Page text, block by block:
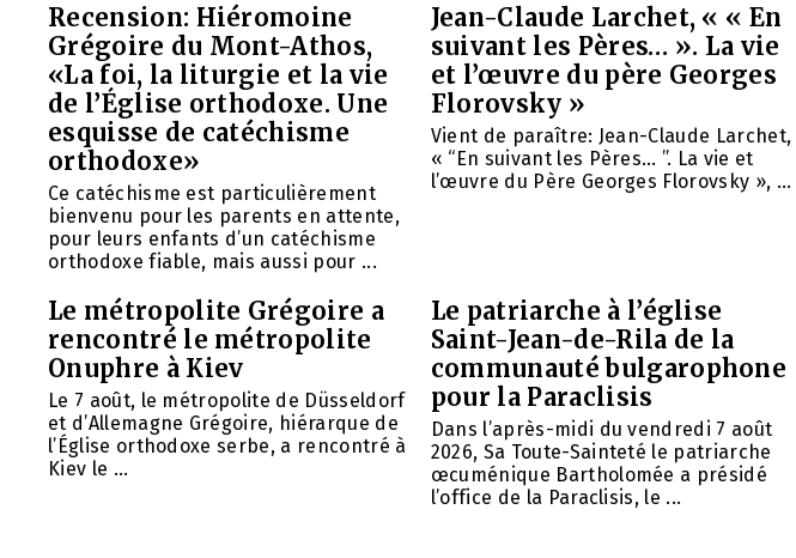
Recension: Hiéromoine
Grégoire du Mont-Athos,
«La foi, la liturgie et la vie
de l’Église orthodoxe. Une
esquisse de catéchisme
orthodoxe»
Ce catéchisme est particulièrement
bienvenu pour les parents en attente,
pour leurs enfants d’un catéchisme
orthodoxe fiable, mais aussi pour ...
Jean-Claude Larchet, « « En
suivant les Pères… ». La vie
et l’œuvre du père Georges
Florovsky »
Vient de paraître: Jean-Claude Larchet,
« “En suivant les Pères… ”. La vie et
l’œuvre du Père Georges Florovsky », ...
Le métropolite Grégoire a
rencontré le métropolite
Onuphre à Kiev
Le 7 août, le métropolite de Düsseldorf
et d’Allemagne Grégoire, hiérarque de
l’Église orthodoxe serbe, a rencontré à
Kiev le ...
Le patriarche à l’église
Saint-Jean-de-Rila de la
communauté bulgarophone
pour la Paraclisis
Dans l’après-midi du vendredi 7 août
2026, Sa Toute-Sainteté le patriarche
œcuménique Bartholomée a présidé
l’office de la Paraclisis, le ...